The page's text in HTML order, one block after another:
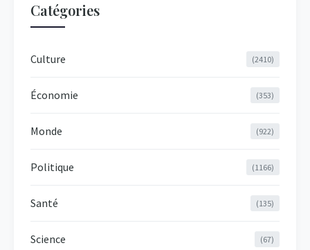
Catégories
Culture (2410)
Économie (353)
Monde (922)
Politique (1166)
Santé (135)
Science (67)